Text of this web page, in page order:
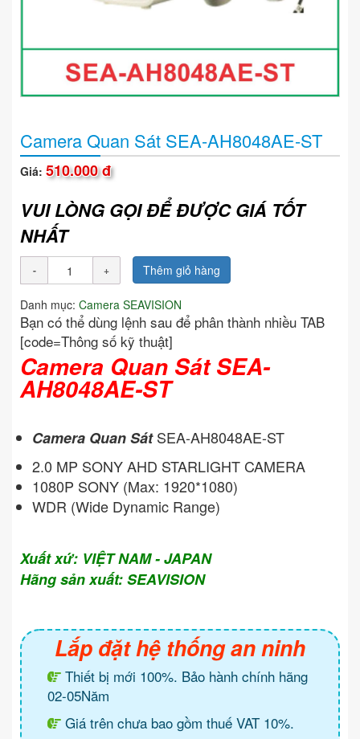
Camera Quan Sát SEA-AH8048AE-ST
Giá: 510.000 đ
VUI LÒNG GỌI ĐỂ ĐƯỢC GIÁ TỐT
NHẤT
Thêm giỏ hàng
Danh mục: Camera SEAVISION
Bạn có thể dùng lệnh sau để phân thành nhiều TAB
[code=Thông số kỹ thuật]
Camera Quan Sát SEA-
AH8048AE-ST
Camera Quan SátSEA-AH8048AE-ST
2.0 MP SONY AHD STARLIGHT CAMERA
1080P SONY (Max: 1920*1080)
WDR (Wide Dynamic Range)
Xuất xứ: VIỆT NAM - JAPAN
Hãng sản xuất: SEAVISION
Lắp đặt hệ thống an ninh
Thiết bị mới 100%. Bảo hành chính hãng
02-05Năm
Giá trên chưa bao gồm thuế VAT 10%.